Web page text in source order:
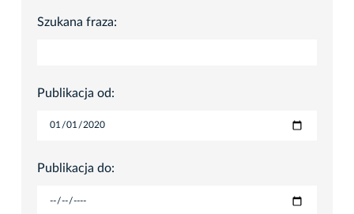
Szukana fraza:
Publikacja od:
Publikacja do: